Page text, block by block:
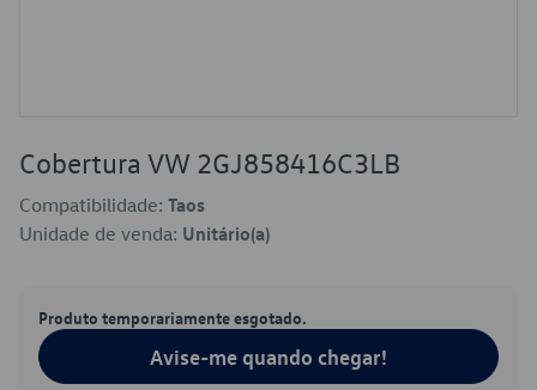
Cobertura VW 2GJ858416C3LB
Compatibilidade: Taos
Unidade de venda: Unitário(a)
Produto temporariamente esgotado.
Avise-me quando chegar!